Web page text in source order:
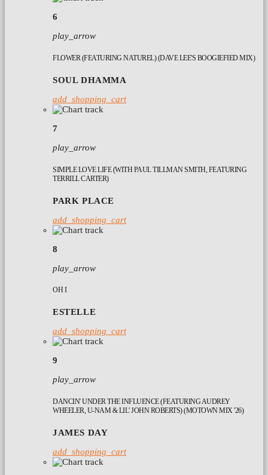
6
play_arrow
FLOWER (FEATURING NATUREL) (DAVE LEE'S BOOGIEFIED MIX)
SOUL DHAMMA
add_shopping_cart
7
play_arrow
SIMPLE LOVE LIFE (WITH PAUL TILLMAN SMITH, FEATURING
TERRILL CARTER)
PARK PLACE
add_shopping_cart
8
play_arrow
OH I
ESTELLE
add_shopping_cart
9
play_arrow
DANCIN' UNDER THE INFLUENCE (FEATURING AUDREY
WHEELER, U-NAM & LIL' JOHN ROBERTS) (MOTOWN MIX '26)
JAMES DAY
add_shopping_cart